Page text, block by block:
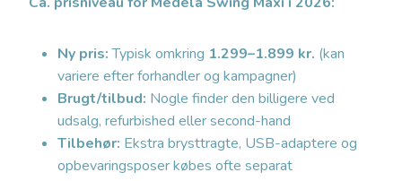
Ny pris:Typisk omkring 1.299–1.899 kr. (kan
variere efter forhandler og kampagner)
Brugt/tilbud: Nogle finder den billigere ved
udsalg, refurbished eller second-hand
Tilbehør: Ekstra brysttragte, USB-adaptere og
opbevaringsposer købes ofte separat